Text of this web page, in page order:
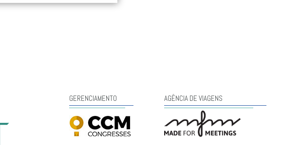
GERENCIAMENTO AGÊNCIA DE VIAGENS